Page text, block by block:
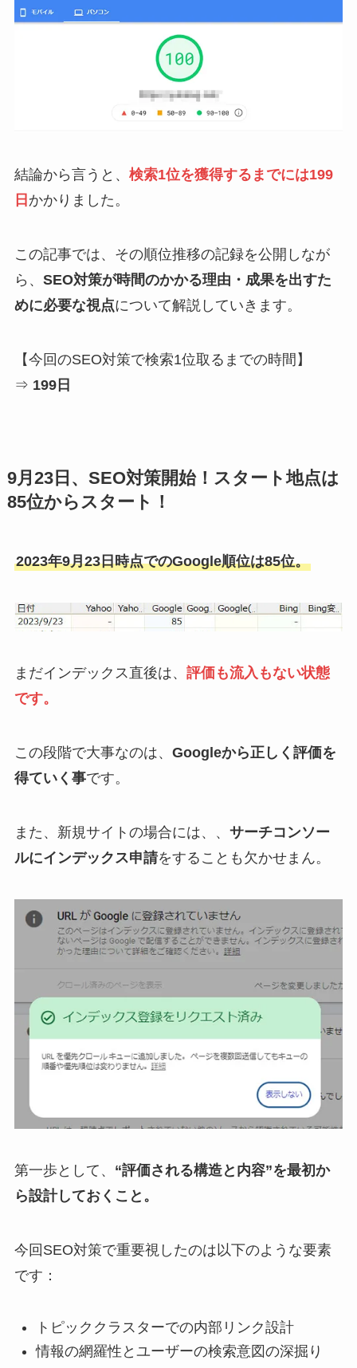
結論から言うと、 検索1位を獲得するまでには199
日 かかりました。
この記事では、その順位推移の記録を公開しなが
ら、 SEO対策が時間のかかる理由・成果を出すた
めに必要な視点について解説していきます。
【今回のSEO対策で検索1位取るまでの時間】
⇒ 199日
9月23日、SEO対策開始！スタート地点は
85位からスタート！
2023年9月23日時点でのGoogle順位は85位。
まだインデックス直後は、 評価も流入もない状態
です。
この段階で大事なのは、 Googleから正しく評価を
得ていく事です。
また、新規サイトの場合には、、 サーチコンソー
ルにインデックス申請をすることも欠かせまん。
第一歩として、 “評価される構造と内容”を最初か
ら設計しておくこと。
今回SEO対策で重要視したのは以下のような要素
です：
トピッククラスターでの内部リンク設計
情報の網羅性とユーザーの検索意図の深掘り